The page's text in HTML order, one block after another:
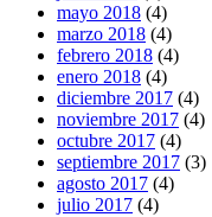
mayo 2018 (4)
marzo 2018 (4)
febrero 2018 (4)
enero 2018 (4)
diciembre 2017 (4)
noviembre 2017 (4)
octubre 2017 (4)
septiembre 2017 (3)
agosto 2017 (4)
julio 2017 (4)